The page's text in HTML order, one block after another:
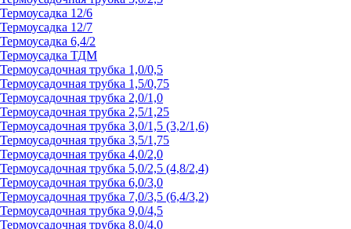
Термоусадка 12/6
Термоусадка 12/7
Термоусадка 6,4/2
Термоусадка ТДМ
Термоусадочная трубка 1,0/0,5
Термоусадочная трубка 1,5/0,75
Термоусадочная трубка 2,0/1,0
Термоусадочная трубка 2,5/1,25
Термоусадочная трубка 3,0/1,5 (3,2/1,6)
Термоусадочная трубка 3,5/1,75
Термоусадочная трубка 4,0/2,0
Термоусадочная трубка 5,0/2,5 (4,8/2,4)
Термоусадочная трубка 6,0/3,0
Термоусадочная трубка 7,0/3,5 (6,4/3,2)
Термоусадочная трубка 9,0/4,5
Термоусадочная трубка 8,0/4,0